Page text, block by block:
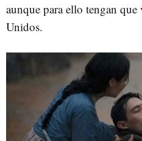
aunque para ello tengan
Unidos.